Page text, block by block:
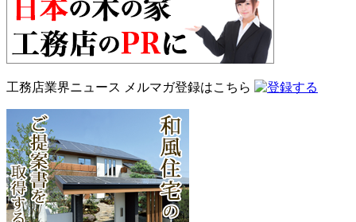
工務店業界ニュース メルマガ登録はこちら